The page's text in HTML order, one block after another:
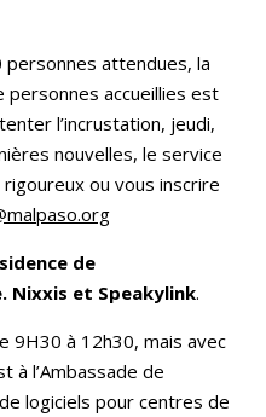
personnes attendues, la
personnes accueillies est
l’incrustation, jeudi,
nouvelles, le service
ou vous inscrire
de
Nixxis et Speakylink.
9H30 à 12h30, mais avec
à l’Ambassade de
logiciels pour centres de